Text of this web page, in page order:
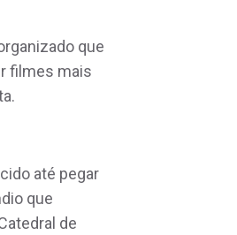
que
filmes mais
até pegar
que
de